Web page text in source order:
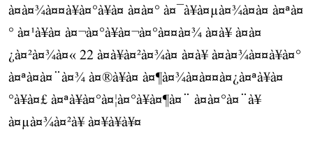
à¤à¤¾à¤¤à¥à¤°à¥à¤ à¤à¤° à¤¯à¥à¤µà¤¾à¤à¤ à¤ªà¤
° à¤¹à¥à¤ à¤¬à¤°à¥à¤¬à¤°à¤¤à¤¾ à¤à¥ à¤à¤
¿à¤²à¤¾à¤« 22 à¤à¥à¤²à¤¾à¤ à¤à¥ à¤à¤¾à¤¤à¥à¤°
à¤ªà¤à¤¨à¤¾ à¤®à¥à¤ à¤¶à¤¾à¤à¤¤à¤¿à¤ªà¥à¤
°à¥à¤£ à¤ªà¥à¤°à¤¦à¤°à¥à¤¶à¤¨ à¤à¤°à¤¨à¥
à¤µà¤¾à¤²à¥ à¤¥à¥à¥¤